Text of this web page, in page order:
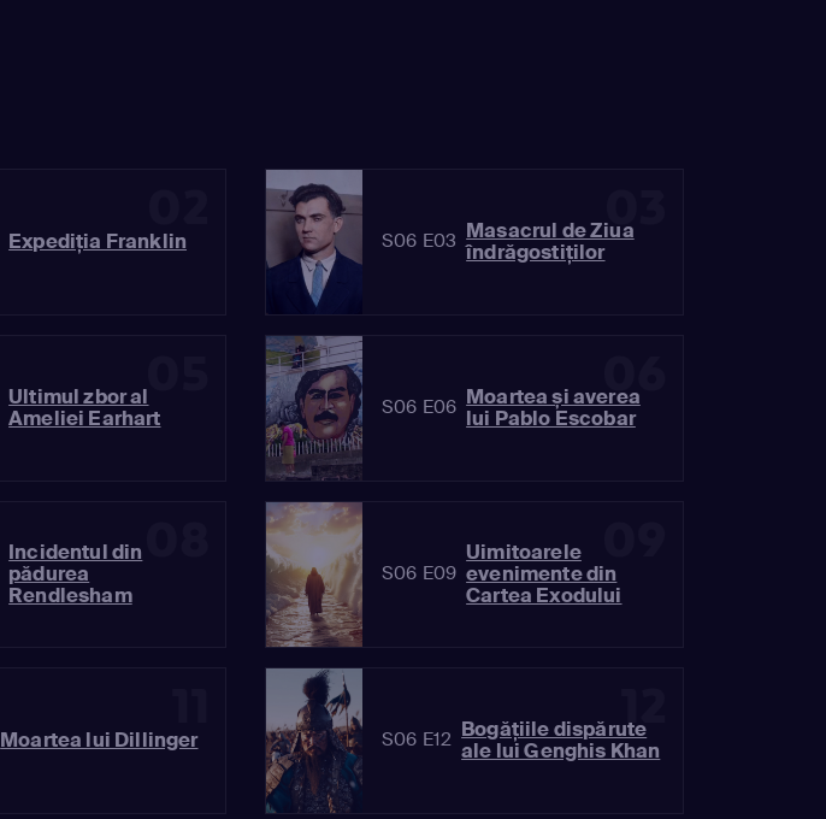
Expediția Franklin
03
S06 E03 Masacrul de Ziua
îndrăgostiților
05
Ultimul zbor al
Ameliei Earhart
S06 E06 Moartea și averea
lui Pablo Escobar
Incidentul din
pădurea
Rendlesham
S06 E09
Uimitoarele
evenimente din
Cartea Exodului
Moartea lui Dillinger
12
S06 E12 Bogățiile dispărute
ale lui Genghis Khan